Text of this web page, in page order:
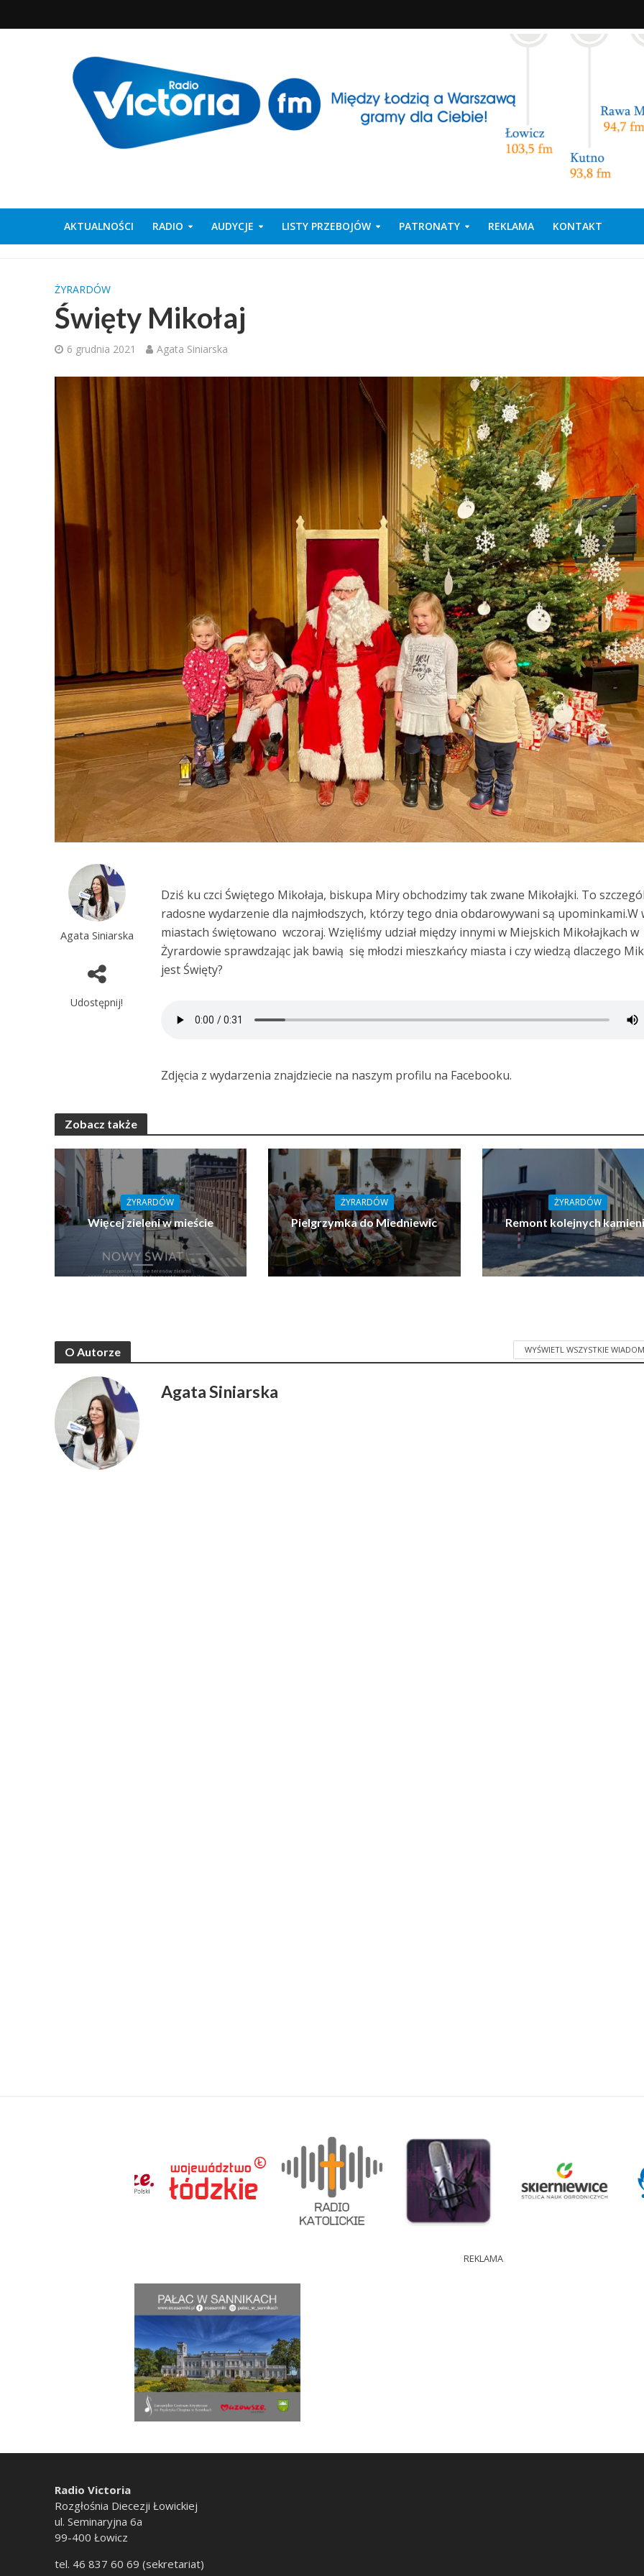
AKTUALNOŚCI RADIO AUDYCJE LISTY PRZEBOJÓW PATRONATY REKLAMA KONTAKT
ŻYRARDÓW
Święty Mikołaj
6 grudnia 2021 Agata Siniarska
Agata Siniarska
Udostępnij!
Dziś ku czci Świętego Mikołaja, biskupa Miry obchodzimy tak zwane Mikołajki. To
radosne wydarzenie dla najmłodszych, którzy tego dnia obdarowywani są upominkami.W
miastach świętowano wczoraj. Wzięliśmy udział między innymi w Miejskich Mikołajkach w
Żyrardowie sprawdzając jak bawią się młodzi mieszkańcy miasta i czy wiedzą dlaczego
jest Święty?
Zdjęcia z wydarzenia znajdziecie na naszym profilu na Facebooku.
Zobacz także
ŻYRARDÓW
Więcej zieleni w mieście
ŻYRARDÓW
Pielgrzymka do Miedniewic
ŻYRARDÓW
Remont kolejnych
O Autorze WYŚWIETL WSZYSTKIE
Agata Siniarska
REKLAMA
Radio Victoria
Rozgłośnia Diecezji Łowickiej
ul. Seminaryjna 6a
99-400 Łowicz
tel. 46 837 60 69 (sekretariat)